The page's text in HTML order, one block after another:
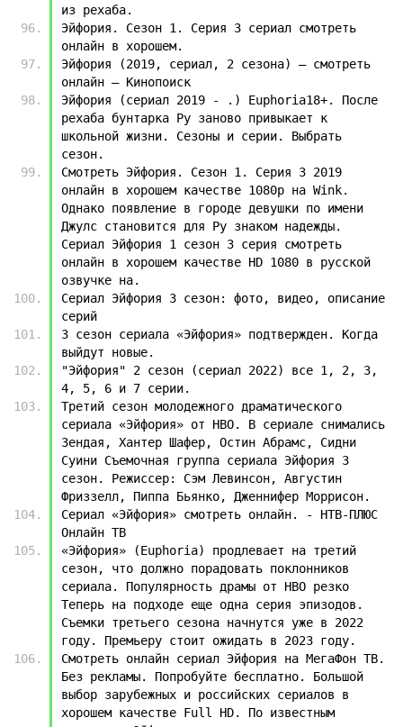
из рехаба.
Эйфория. Сезон 1. Серия 3 сериал смотреть
онлайн в хорошем.
Эйфория (2019, сериал, 2 сезона) — смотреть
онлайн — Кинопоиск
Эйфория (сериал 2019 - .) Euphoria18+. После
рехаба бунтарка Ру заново привыкает к
школьной жизни. Сезоны и серии. Выбрать
сезон.
Смотреть Эйфория. Сезон 1. Серия 3 2019
онлайн в хорошем качестве 1080p на Wink.
Однако появление в городе девушки по имени
Джулс становится для Ру знаком надежды.
Сериал Эйфория 1 сезон 3 серия смотреть
онлайн в хорошем качестве HD 1080 в русской
озвучке на.
Сериал Эйфория 3 сезон: фото, видео, описание
серий
3 сезон сериала «Эйфория» подтвержден. Когда
выйдут новые.
"Эйфория" 2 сезон (сериал 2022) все 1, 2, 3,
4, 5, 6 и 7 серии.
Третий сезон молодежного драматического
сериала «Эйфория» от HBO. В сериале снимались
Зендая, Хантер Шафер, Остин Абрамс, Сидни
Суини Съемочная группа сериала Эйфория 3
сезон. Режиссер: Сэм Левинсон, Августин
Фриззелл, Пиппа Бьянко, Дженнифер Моррисон.
Сериал «Эйфория» смотреть онлайн. - НТВ-ПЛЮС
Онлайн ТВ
«Эйфория» (Euphoria) продлевает на третий
сезон, что должно порадовать поклонников
сериала. Популярность драмы от HBO резко
Теперь на подходе еще одна серия эпизодов.
Съемки третьего сезона начнутся уже в 2022
году. Премьеру стоит ожидать в 2023 году.
Смотреть онлайн сериал Эйфория на МегаФон ТВ.
Без рекламы. Попробуйте бесплатно. Большой
выбор зарубежных и российских сериалов в
хорошем качестве Full HD. По известным